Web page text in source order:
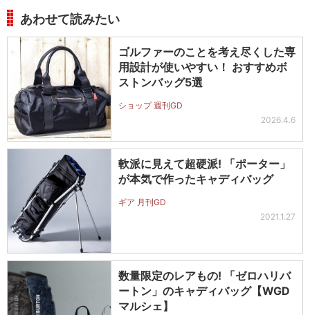
あわせて読みたい
ゴルファーのことを考え尽くした専
用設計が使いやすい！ おすすめボ
ストンバッグ5選
ショップ 週刊GD
2026.4.6
軟派に見えて超硬派! 「ポーター」
が本気で作ったキャディバッグ
ギア 月刊GD
2021.1.27
数量限定のレアもの! 「ゼロハリバ
ートン」のキャディバッグ【WGD
マルシェ】